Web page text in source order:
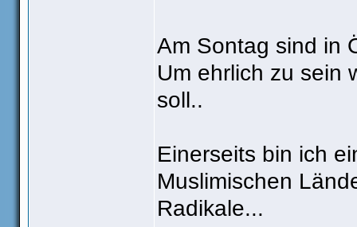
Am Sontag sind in
Um ehrlich zu sein
soll..
Einerseits bin ich
Muslimischen
Radikale...